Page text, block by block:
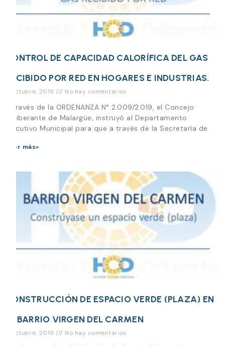
CONTROL DE CAPACIDAD CALORÍFICA DEL GAS
RECIBIDO POR RED EN HOGARES E INDUSTRIAS.
9 octubre, 2019 No hay comentarios
A través de la ORDENANZA N° 2.009/2.019, el Concejo
Deliberante de Malargüe, instruyó al Departamento
Ejecutivo Municipal para que a través de la Secretaría de
Leer más»
CONSTRUCCIÓN DE ESPACIO VERDE (PLAZA) EN
EL BARRIO VIRGEN DEL CARMEN
9 octubre, 2019 No hay comentarios